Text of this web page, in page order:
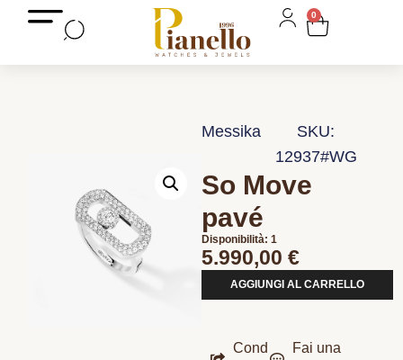
0
Messika
SKU:
12937#WG
So Move
pavé
Disponibilità: 1
5.990,00 €
AGGIUNGI AL CARRELLO
Cond
Fai una